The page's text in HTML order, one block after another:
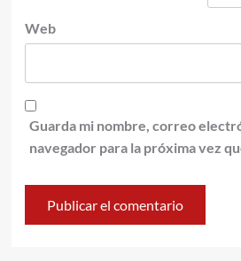
Web
Guarda mi nombre, correo
navegador para la próxima vez